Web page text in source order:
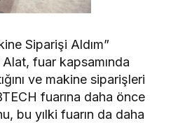
Siparişi Aldım”
fuar kapsamında
ve makine siparişleri
fuarına daha önce
bu yılki fuarın da daha